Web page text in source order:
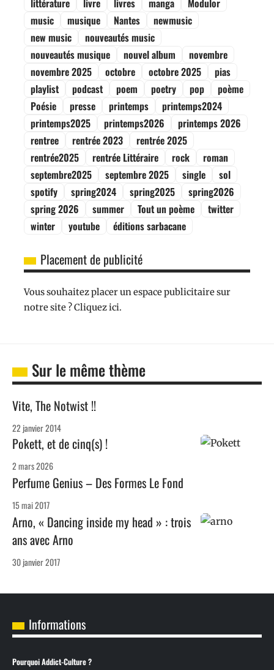
music
musique Nantes
newmusic
new music
nouveautés music
nouveautés musique
nouvel album
novembre
novembre 2025
octobre octobre 2025
pias
playlist
podcast poem poetry pop
poème
Poésie
presse printemps
printemps2024
printemps2025
printemps2026
printemps 2026
rentree
rentrée 2023
rentrée 2025
rentrée2025
rentrée Littéraire rock
roman
septembre2025
septembre 2025 single
sol
spotify
spring2024 spring2025
spring2026
spring 2026
summer Tout un poème
twitter
winter
youtube éditions sarbacane
Placement de publicité
Vous souhaitez placer un espace publicitaire sur
notre site ? Cliquez ici.
Sur le même thème
Vite, The Notwist !!
22 janvier 2014
Pokett, et de cinq(s) !
2 mars 2026
Perfume Genius – Des Formes Le Fond
15 mai 2017
Arno, « Dancing inside my head » : trois
ans avec Arno
30 janvier 2017
Informations
Pourquoi Addict-Culture ?